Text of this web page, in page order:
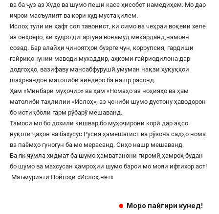
ва ба ҷуз аз Худо ва шумо пеши касе ҳисобот намедиҳем. Мо дар
иҷрои масъулият ва кори худ мустақилем.
Ислоҳ тули ин ҳафт сол тавонист, ки симо ва чеҳраи воқеии хеле
аз онҳоеро, ки худро дигаргуна вонамуд мекарданд,намоён
созад. Бар алайҳи ҷиноятҳои бузрге чун, коррупсия, гардиши
ғайриқонунии маводи мухаддир, аҳкоми ғайриодилона дар
додгоҳҳо, вазифаву мансабфурушӣ,умуман нақзи ҳуқуқҳои
шаҳрвандон матолиби зиёдеро ба нашр расонд.
Ҳам «Минбари муҳоҷир» ва ҳам «Номаҳо аз ноҳияҳо ва ҳам
матолиби таҳлилии «Ислоҳ», аз ҷониби шумо дустону ҳаводорон
бо истиқболи гарм рӯбарӯ мешаванд.
Тамоси мо бо дохили кишвар,бо муҳоҷирони корӣ дар ақсо
нуқоти ҷаҳон ва бахусус Русия ҳамешагист ва рӯзона садҳо нома
ва паёмҳо гуногун ба мо мерасанд. Онҳо нашр мешаванд.
Ба як ҷумла хидмат ба шумо ҳамватанони гиромӣ,ҳамроҳ будан
бо шумо ва махсусан ҳамроҳии шумо барои мо мояи ифтихор аст!
Маъмурияти Пойгоҳи «Ислоҳ.нет«
Моро пайгири кунед!